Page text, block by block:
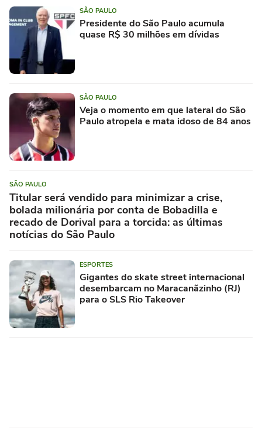
SÃO PAULO
Presidente do São Paulo acumula
quase R$ 30 milhões em dívidas
SÃO PAULO
Veja o momento em que lateral do São
Paulo atropela e mata idoso de 84 anos
SÃO PAULO
Titular será vendido para minimizar a crise,
bolada milionária por conta de Bobadilla e
recado de Dorival para a torcida: as últimas
notícias do São Paulo
ESPORTES
Gigantes do skate street internacional
desembarcam no Maracanãzinho (RJ)
para o SLS Rio Takeover